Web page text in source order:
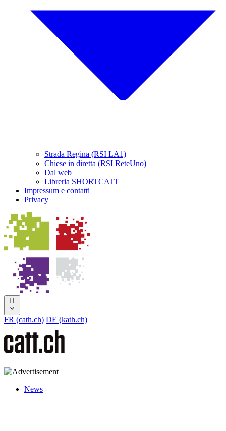
Strada Regina (RSI LA1)
Chiese in diretta (RSI ReteUno)
Dal web
Libreria SHORTCATT
Impressum e contatti
Privacy
IT
FR (cath.ch) DE (kath.ch)
News